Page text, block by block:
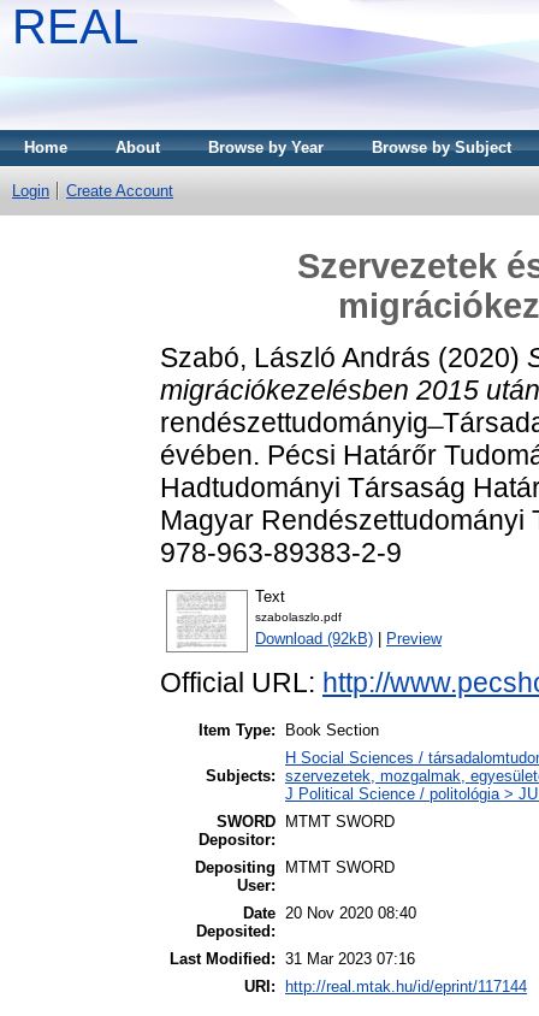
REAL
Home About Browse by Year Browse by Subject
Login Create Account
Szervezetek
Szabó, László András (2020)
migrációkezelésben 2015
rendészettudományig
évében. Pécsi Határőr
Hadtudományi Társaság
Magyar Rendészettudományi
978-963-89383-2-9
Text
szabolaszlo.pdf
Download (92kB) Preview
Official URL: http://
Item Type: Book Section
Subjects:
H Social Sciences /
szervezetek, mozgalmak,
J Political Science / politológia >
SWORD
Depositor:
MTMT SWORD
Depositing
User:
MTMT SWORD
Date
Deposited:
20 Nov 2020 08:40
Last Modified: 31 Mar 2023 07:16
URI:
http://real.mtak.hu/id/eprint/117144